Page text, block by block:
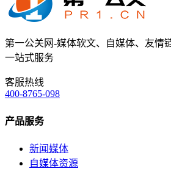
第一公关网-媒体软文、自媒体、友情
一站式服务
客服热线
400-8765-098
产品服务
新闻媒体
自媒体资源